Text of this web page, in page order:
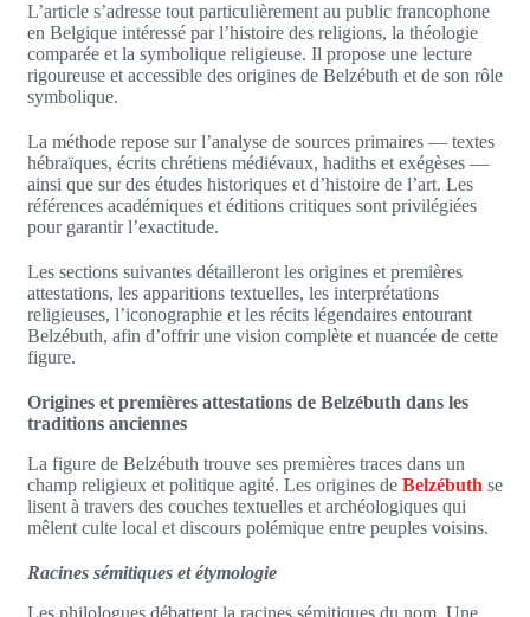
L’article s’adresse tout particulièrement au public francophone
en Belgique intéressé par l’histoire des religions, la théologie
comparée et la symbolique religieuse. Il propose une lecture
rigoureuse et accessible des origines de Belzébuth et de son rôle
symbolique.
La méthode repose sur l’analyse de sources primaires — textes
hébraïques, écrits chrétiens médiévaux, hadiths et exégèses —
ainsi que sur des études historiques et d’histoire de l’art. Les
références académiques et éditions critiques sont privilégiées
pour garantir l’exactitude.
Les sections suivantes détailleront les origines et premières
attestations, les apparitions textuelles, les interprétations
religieuses, l’iconographie et les récits légendaires entourant
Belzébuth, afin d’offrir une vision complète et nuancée de cette
figure.
Origines et premières attestations de Belzébuth dans les
traditions anciennes
La figure de Belzébuth trouve ses premières traces dans un
champ religieux et politique agité. Les origines de Belzébuth se
lisent à travers des couches textuelles et archéologiques qui
mêlent culte local et discours polémique entre peuples voisins.
Racines sémitiques et étymologie